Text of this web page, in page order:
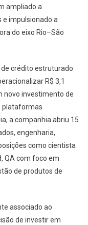
ampliado a
e impulsionado a
do eixo Rio–São
de crédito estruturado
R$ 3,1
novo investimento de
plataformas
a companhia abriu 15
engenharia,
como cientista
QA com foco em
de produtos de
associado ao
de investir em